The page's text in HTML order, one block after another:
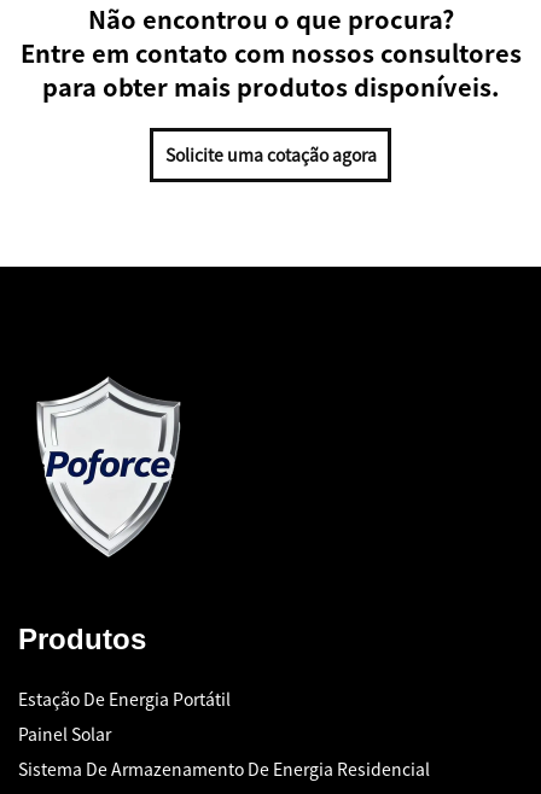
Não encontrou o que procura?
Entre em contato com nossos consultores
para obter mais produtos disponíveis.
Solicite uma cotação agora
Produtos
Estação De Energia Portátil
Painel Solar
Sistema De Armazenamento De Energia Residencial